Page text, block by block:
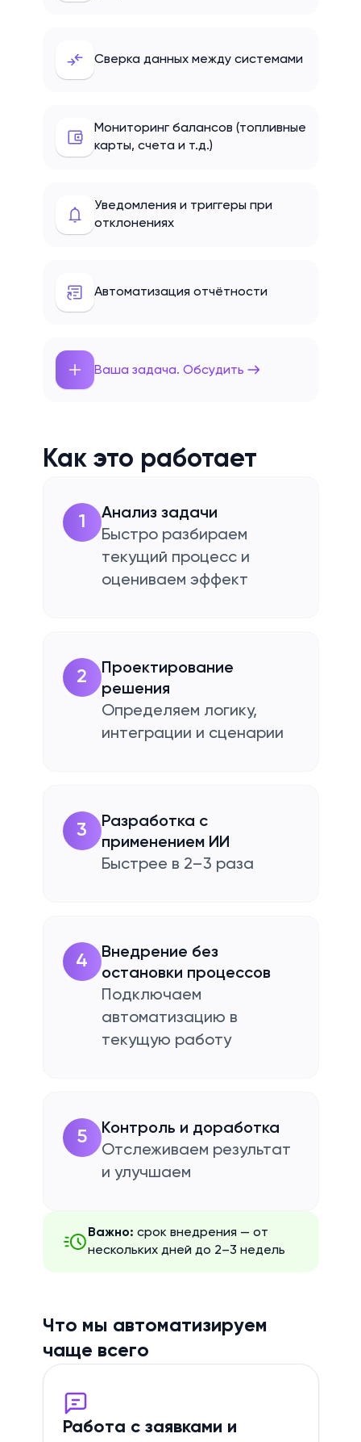
Сверка данных между системами
Мониторинг балансов (топливные
карты, счета и т.д.)
Уведомления и триггеры при
отклонениях
Автоматизация отчётности
Ваша задача. Обсудить
Как это работает
1
Анализ задачи
Быстро разбираем
текущий процесс и
оцениваем эффект
2
Проектирование
решения
Определяем логику,
интеграции и сценарии
3
Разработка с
применением ИИ
Быстрее в 2–3 раза
4
Внедрение без
остановки процессов
Подключаем
автоматизацию в
текущую работу
5
Контроль и доработка
Отслеживаем результат
и улучшаем
Важно: срок внедрения — от
нескольких дней до 2–3 недель
Что мы автоматизируем
чаще всего
Работа с заявками и